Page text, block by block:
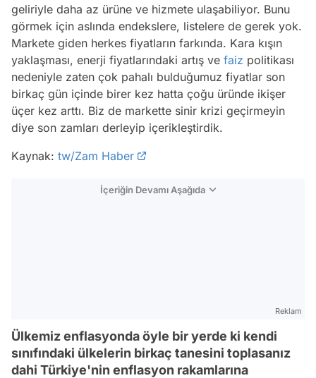
geliriyle daha az ürüne ve hizmete ulaşabiliyor. Bunu
görmek için aslında endekslere, listelere de gerek yok.
Markete giden herkes fiyatların farkında. Kara kışın
yaklaşması, enerji fiyatlarındaki artış ve faiz politikası
nedeniyle zaten çok pahalı bulduğumuz fiyatlar son
birkaç gün içinde birer kez hatta çoğu üründe ikişer
üçer kez arttı. Biz de markette sinir krizi geçirmeyin
diye son zamları derleyip içerikleştirdik.
Kaynak: tw/Zam Haber
İçeriğin Devamı Aşağıda
Reklam
Ülkemiz enflasyonda öyle bir yerde ki kendi
sınıfındaki ülkelerin birkaç tanesini toplasanız
dahi Türkiye'nin enflasyon rakamlarına